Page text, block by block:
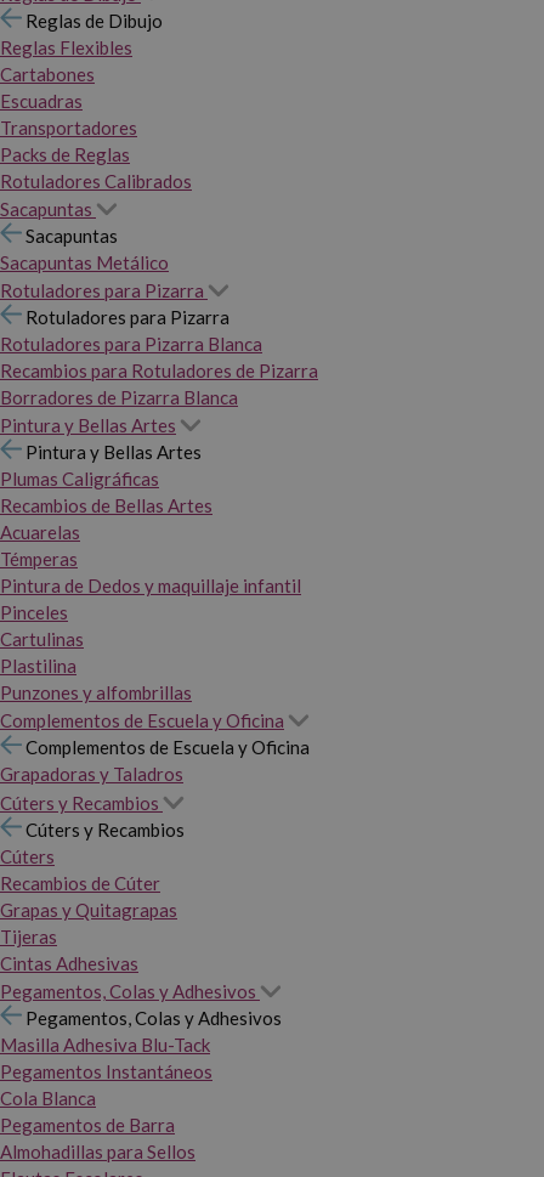
Reglas de Dibujo
Reglas Flexibles
Cartabones
Escuadras
Transportadores
Packs de Reglas
Rotuladores Calibrados
Sacapuntas
Sacapuntas
Sacapuntas Metálico
Rotuladores para Pizarra
Rotuladores para Pizarra
Rotuladores para Pizarra Blanca
Recambios para Rotuladores de Pizarra
Borradores de Pizarra Blanca
Pintura y Bellas Artes
Pintura y Bellas Artes
Plumas Caligráficas
Recambios de Bellas Artes
Acuarelas
Témperas
Pintura de Dedos y maquillaje infantil
Pinceles
Cartulinas
Plastilina
Punzones y alfombrillas
Complementos de Escuela y Oficina
Complementos de Escuela y Oficina
Grapadoras y Taladros
Cúters y Recambios
Cúters y Recambios
Cúters
Recambios de Cúter
Grapas y Quitagrapas
Tijeras
Cintas Adhesivas
Pegamentos, Colas y Adhesivos
Pegamentos, Colas y Adhesivos
Masilla Adhesiva Blu-Tack
Pegamentos Instantáneos
Cola Blanca
Pegamentos de Barra
Almohadillas para Sellos